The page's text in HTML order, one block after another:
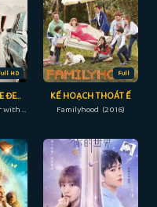
HD
CÔ GÁI TRONG XE ĐEO KÍNH VỚI KHẨU SÚNG
The Lady in the Car with Glasses and a Gun (2015)
Full
KẾ HOẠCH THOÁT Ế
Familyhood (2016)